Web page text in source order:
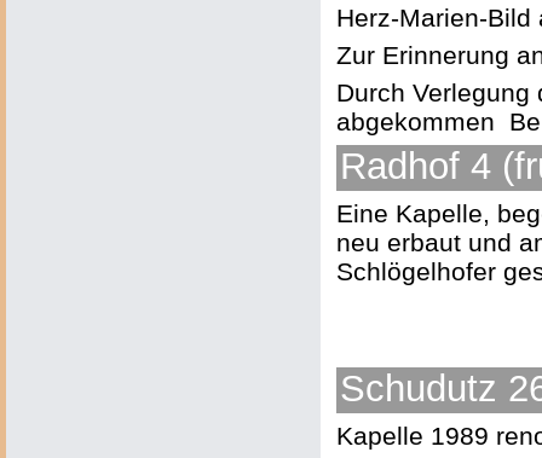
Herz-Marien-Bild
Zur Erinnerung
Durch Verlegung
abgekommen
Radhof 4
Eine Kapelle,
neu erbaut
Schlögelhofer
Schudutz
Kapelle 1989